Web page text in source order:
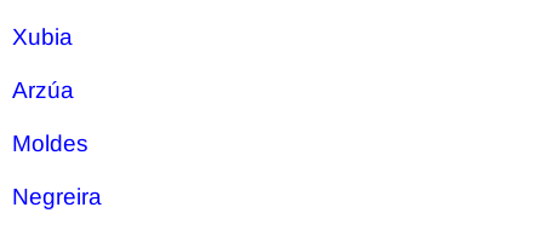
Xubia
Arzúa
Moldes
Negreira